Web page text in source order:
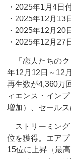
・2025年1月4日
・2025年12月13
・2025年12月20
・2025年12月27
「恋人たちのク
年12月12日～12
再生数が4,360万
ィエンス・イン
増加）、セールス
ストリーミング
位を獲得。エア
15位に上昇（最